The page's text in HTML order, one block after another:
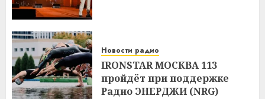
Новости радио
IRONSTAR МОСКВА 113
пройдёт при поддержке
Радио ЭНЕРДЖИ (NRG)